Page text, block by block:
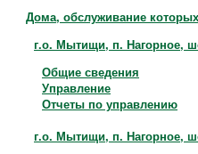
Дома, обслуживание
г.о. Мытищи, п. Нагорное,
Общие сведения
Управление
Отчеты по управлению
г.о. Мытищи, п. Нагорное,